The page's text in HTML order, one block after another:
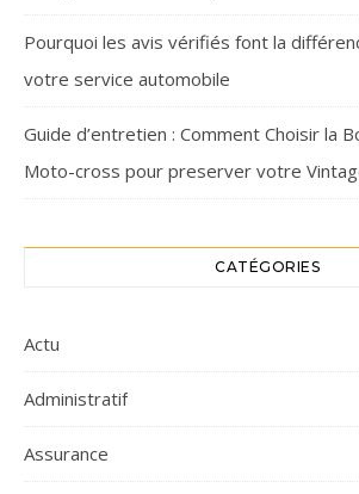
Pourquoi les avis vérifiés font la
votre service automobile
Guide d’entretien : Comment Choisir la
Moto-cross pour preserver votre
CATÉGORIES
Actu
Administratif
Assurance